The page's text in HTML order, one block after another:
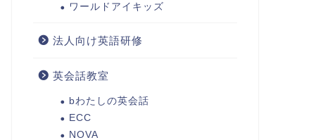
ワールドアイキッズ
法人向け英語研修
英会話教室
bわたしの英会話
ECC
NOVA